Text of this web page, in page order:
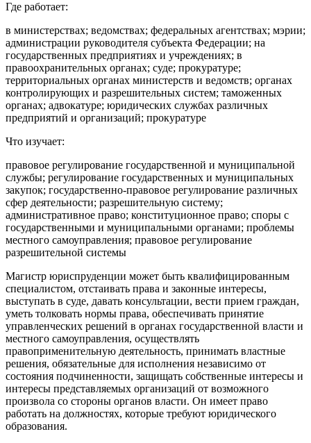
Где работает:
в министерствах; ведомствах; федеральных агентствах; мэрии;
администрации руководителя субъекта Федерации; на
государственных предприятиях и учреждениях; в
правоохранительных органах; суде; прокуратуре;
территориальных органах министерств и ведомств; органах
контролирующих и разрешительных систем; таможенных
органах; адвокатуре; юридических службах различных
предприятий и организаций; прокуратуре
Что изучает:
правовое регулирование государственной и муниципальной
службы; регулирование государственных и муниципальных
закупок; государственно-правовое регулирование различных
сфер деятельности; разрешительную систему;
административное право; конституционное право; споры с
государственными и муниципальными органами; проблемы
местного самоуправления; правовое регулирование
разрешительной системы
Магистр юриспруденции может быть квалифицированным
специалистом, отстаивать права и законные интересы,
выступать в суде, давать консультации, вести прием граждан,
уметь толковать нормы права, обеспечивать принятие
управленческих решений в органах государственной власти и
местного самоуправления, осуществлять
правоприменительную деятельность, принимать властные
решения, обязательные для исполнения независимо от
состояния подчиненности, защищать собственные интересы и
интересы представляемых организаций от возможного
произвола со стороны органов власти. Он имеет право
работать на должностях, которые требуют юридического
образования.